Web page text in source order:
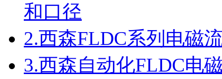
和口径
2.西森FLDC系列电磁
3.西森自动化FLDC电